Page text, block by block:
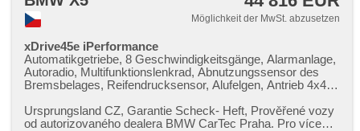
Möglichkeit der MwSt. abzusetzen
xDrive45e iPerformance
Automatikgetriebe, 8 Geschwindigkeitsgänge, Alarmanlage,
Autoradio, Multifunktionslenkrad, Abnutzungssensor des
Bremsbelages, Reifendrucksensor, Alufelgen, Antrieb 4x4,
display, El. einstellbare Sitze, Federung Luft, beheizte Sitze,
Blind Spot Anzeige, LED denní svícení
Ursprungsland CZ,​ Garantie Scheck​- Heft,​ Prověřené vozy
od autorizovaného dealera BMW CarTec Praha. Pro více